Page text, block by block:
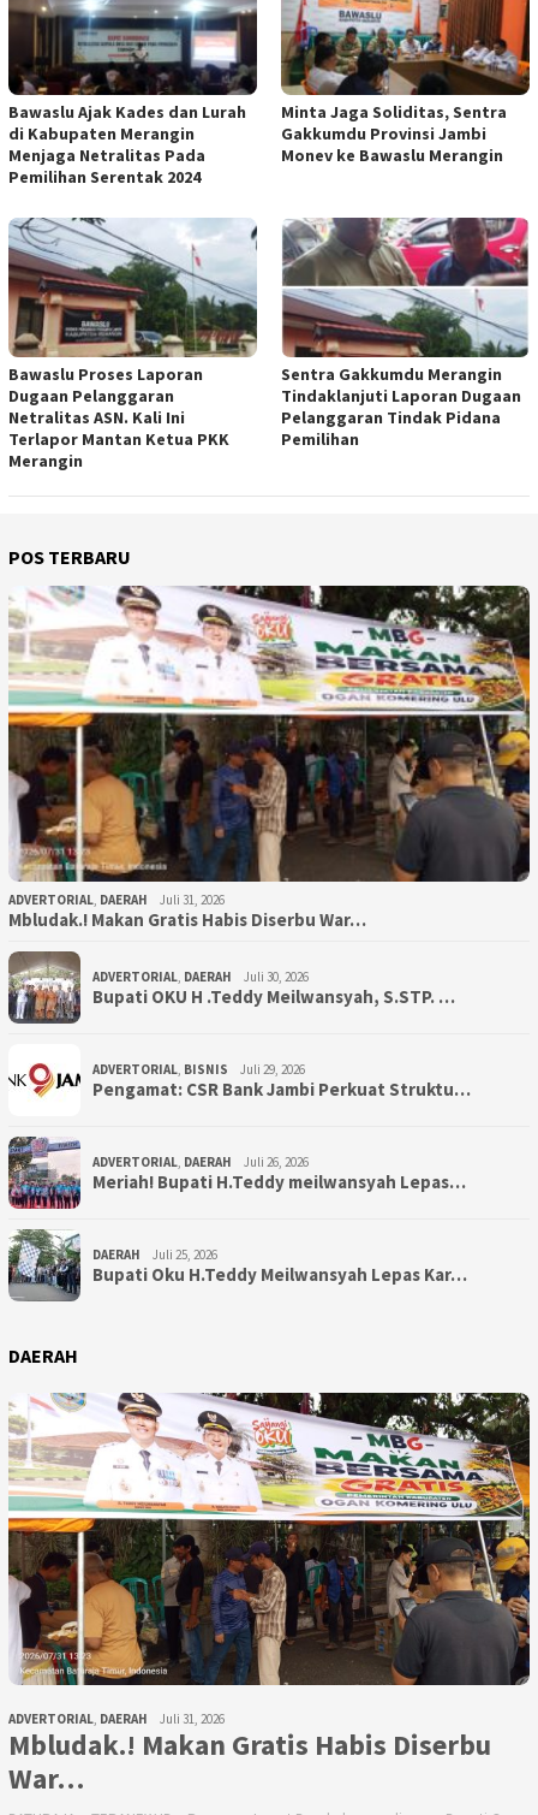
Bawaslu Ajak Kades dan Lurah
di Kabupaten Merangin
Menjaga Netralitas Pada
Pemilihan Serentak 2024
Minta Jaga Soliditas, Sentra
Gakkumdu Provinsi Jambi
Monev ke Bawaslu Merangin
Bawaslu Proses Laporan
Dugaan Pelanggaran
Netralitas ASN. Kali Ini
Terlapor Mantan Ketua PKK
Merangin
Sentra Gakkumdu Merangin
Tindaklanjuti Laporan Dugaan
Pelanggaran Tindak Pidana
Pemilihan
POS TERBARU
ADVERTORIAL, DAERAH Juli 31, 2026
Mbludak.! Makan Gratis Habis Diserbu War…
ADVERTORIAL, DAERAH Juli 30, 2026
Bupati OKU H .Teddy Meilwansyah, S.STP. …
ADVERTORIAL, BISNIS Juli 29, 2026
Pengamat: CSR Bank Jambi Perkuat Struktu…
ADVERTORIAL, DAERAH Juli 26, 2026
Meriah! Bupati H.Teddy meilwansyah Lepas…
DAERAH Juli 25, 2026
Bupati Oku H.Teddy Meilwansyah Lepas Kar…
DAERAH
ADVERTORIAL, DAERAH Juli 31, 2026
Mbludak.! Makan Gratis Habis Diserbu
War…